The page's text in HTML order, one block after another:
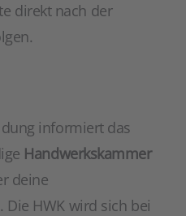
direkt nach der
informiert das
Handwerkskammer
deine
HWK wird sich bei